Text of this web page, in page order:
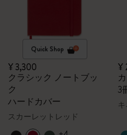
Quick Shop
¥ 3,300
クラシック ノートブッ
ク
ハードカバー
スカーレットレッド
¥
3